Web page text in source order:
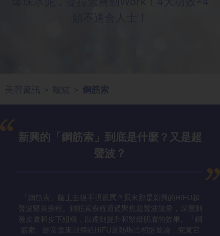
> >
新興的「鋼筋索」到底是什麼？又是超
聲波？
「鋼筋索」聽上去很不明覺厲？原來那是新興的HIFU超
聲波醫美療程。鋼筋索療程通過聚焦超聲波能量，深層刺
激皮膚和皮下組織，以達到提升和緊緻肌膚的效果。「鋼
筋索」經常拿來跟傳統HIFU及熱瑪吉相提並論，究竟它